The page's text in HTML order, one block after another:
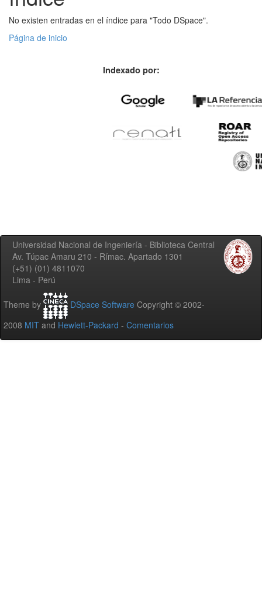
No existen entradas en el índice para "Todo DSpace".
Página de inicio
Indexado por:
Universidad Nacional de Ingeniería - Biblioteca Central
Av. Túpac Amaru 210 - Rímac. Apartado 1301
(+51) (01) 4811070
Lima - Perú
Theme by DSpace Software Copyright © 2002-
2008 MIT and Hewlett-Packard - Comentarios